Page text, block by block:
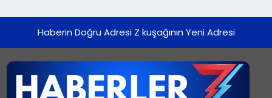
SPOR
TEKNOLOJI
Haberin Doğru Adresi Z kuşağının Yeni Adresi